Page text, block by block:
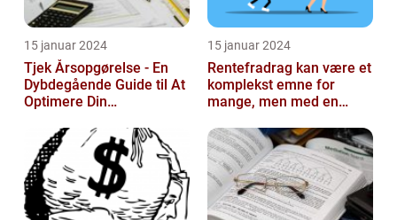
15 januar 2024
Tjek Årsopgørelse - En
Dybdegående Guide til At
Optimere Din
15 januar 2024
Rentefradrag kan være et
komplekst emne for
mange, men med en
kan man nemt og ...